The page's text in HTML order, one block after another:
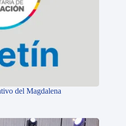
del Magdalena